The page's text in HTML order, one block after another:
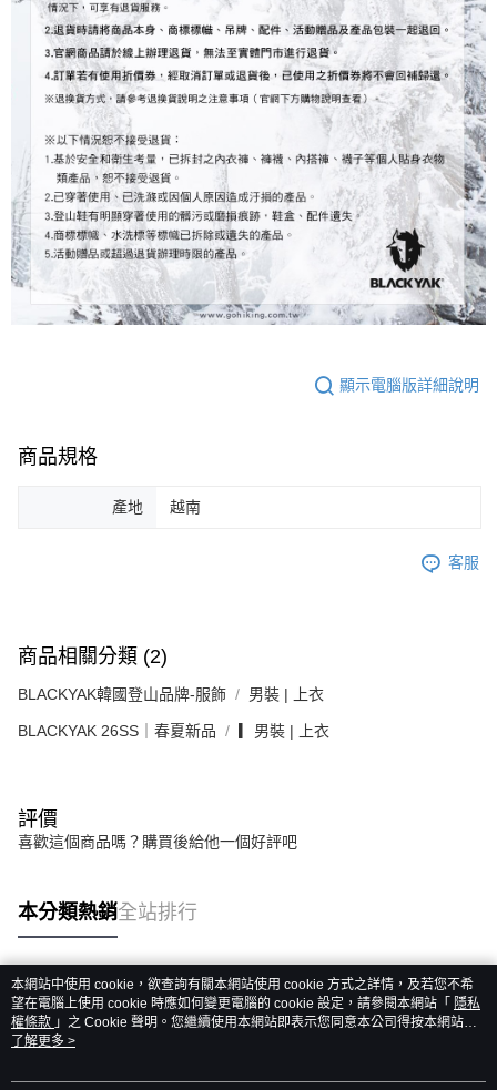
顯示電腦版詳細說明
商品規格
產地 越南
客服
商品相關分類 (2)
BLACKYAK韓國登山品牌-服飾 男裝 | 上衣
BLACKYAK 26SS｜春夏新品 ▎男裝 | 上衣
評價
喜歡這個商品嗎？購買後給他一個好評吧
本分類熱銷全站排行
熱門標籤
本網站中使用 cookie，欲查詢有關本網站使用 cookie 方式之詳情，及若您不希
望在電腦上使用 cookie 時應如何變更電腦的 cookie 設定，請參閱本網站「 隱私
權條款 」之 Cookie 聲明。您繼續使用本網站即表示您同意本公司得按本網站使
用條款之 Cookie 聲明使用 cookie。
了解更多 >